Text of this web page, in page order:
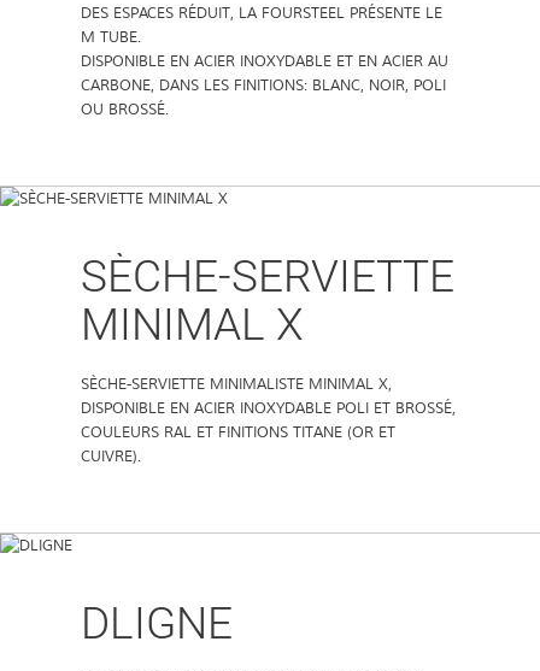
DES ESPACES RÉDUIT, LA FOURSTEEL PRÉSENTE LE
M TUBE.
DISPONIBLE EN ACIER INOXYDABLE ET EN ACIER AU
CARBONE, DANS LES FINITIONS: BLANC, NOIR, POLI
OU BROSSÉ.
SÈCHE-SERVIETTE
MINIMAL X
SÈCHE-SERVIETTE MINIMALISTE MINIMAL X,
DISPONIBLE EN ACIER INOXYDABLE POLI ET BROSSÉ,
COULEURS RAL ET FINITIONS TITANE (OR ET
CUIVRE).
DLIGNE